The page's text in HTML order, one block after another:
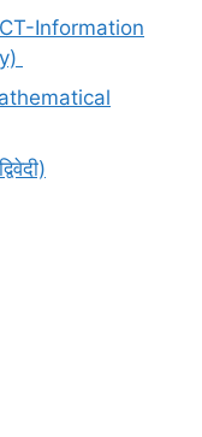
Information